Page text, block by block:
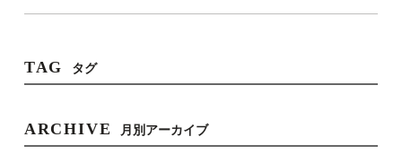
TAG タグ
ARCHIVE 月別アーカイブ